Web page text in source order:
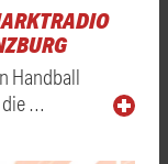
Handball
die …